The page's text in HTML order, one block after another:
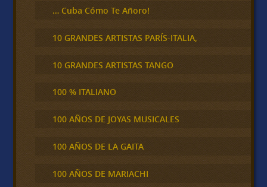
… Cuba Cómo Te Añoro!
10 GRANDES ARTISTAS PARÍS-ITALIA,
10 GRANDES ARTISTAS TANGO
100 % ITALIANO
100 AÑOS DE JOYAS MUSICALES
100 AÑOS DE LA GAITA
100 AÑOS DE MARIACHI